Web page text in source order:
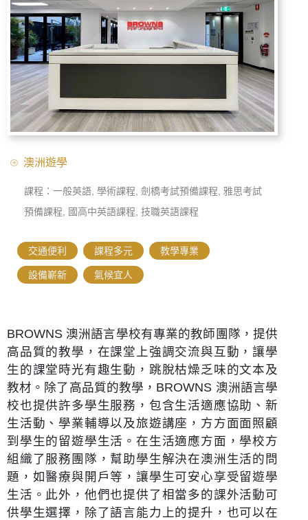
澳洲遊學
課程：一般英語, 學術課程, 劍橋考試預備課程, 雅思考試
預備課程, 國高中英語課程, 技職英語課程
交通便利 課程多元 教學專業
設備嶄新 氣候宜人
BROWNS 澳洲語言學校有專業的教師團隊，提供
高品質的教學，在課堂上強調交流與互動，讓學
生的課堂時光有趣生動，跳脫枯燥乏味的文本及
教材。除了高品質的教學，BROWNS 澳洲語言學
校也提供許多學生服務，包含生活適應協助、新
生活動、學業輔導以及旅遊講座，方方面面照顧
到學生的留遊學生活。在生活適應方面，學校方
組織了服務團隊，幫助學生解決在澳洲生活的問
題，如醫療與開戶等，讓學生可安心享受留遊學
生活。此外，他們也提供了相當多的課外活動可
供學生選擇，除了語言能力上的提升，也可以在